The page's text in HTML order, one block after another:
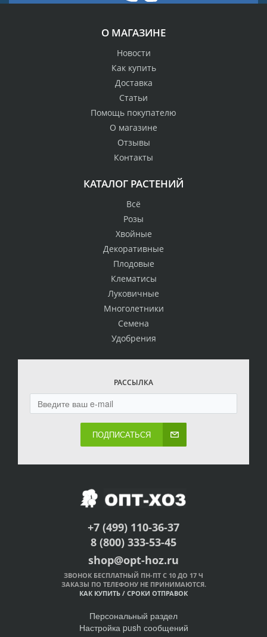
О МАГАЗИНЕ
Новости
Как купить
Доставка
Статьи
Помощь покупателю
О магазине
Отзывы
Контакты
КАТАЛОГ РАСТЕНИЙ
Всё
Розы
Хвойные
Декоративные
Плодовые
Клематисы
Луковичные
Многолетники
Семена
Удобрения
РАССЫЛКА
ПОДПИСАТЬСЯ
+7 (499) 110-36-37
8 (800) 333-53-45
shop@opt-hoz.ru
ЗВОНОК БЕСПЛАТНЫЙ ПН-ПТ С 10 ДО 17 Ч
ЗАКАЗЫ ПО ТЕЛЕФОНУ НЕ ПРИНИМАЮТСЯ.
КАК КУПИТЬ / СРОКИ ОТПРАВОК
Персональный раздел
Настройка push сообщений